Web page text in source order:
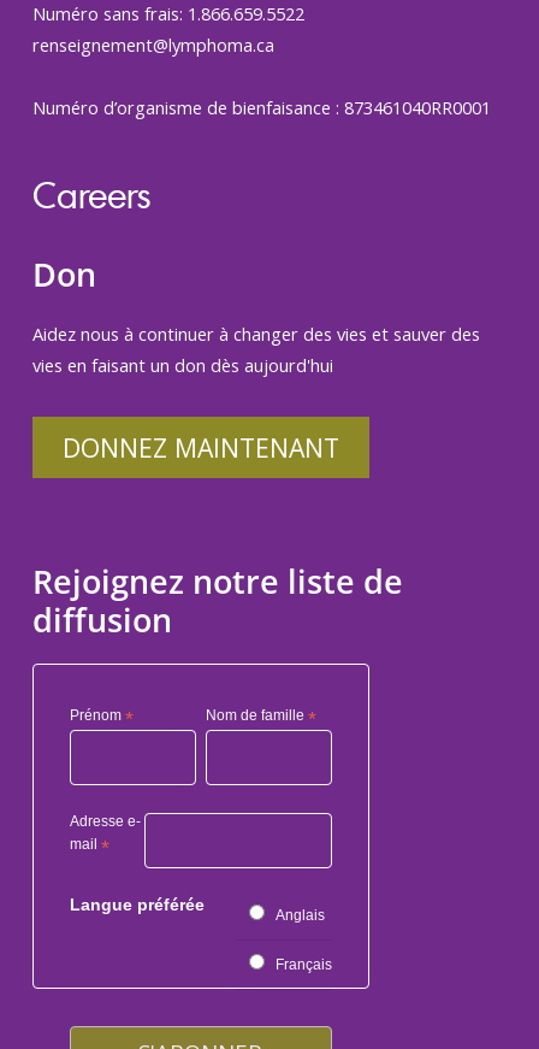
Numéro sans frais: 1.866.659.5522
renseignement@lymphoma.ca
Numéro d’organisme de bienfaisance : 873461040RR0001
Careers
Don
Aidez nous à continuer à changer des vies et sauver des
vies en faisant un don dès aujourd'hui
DONNEZ MAINTENANT
Rejoignez notre liste de
diffusion
Prénom * Nom de famille*
Adresse e-
mail *
Langue préférée
Anglais
Français